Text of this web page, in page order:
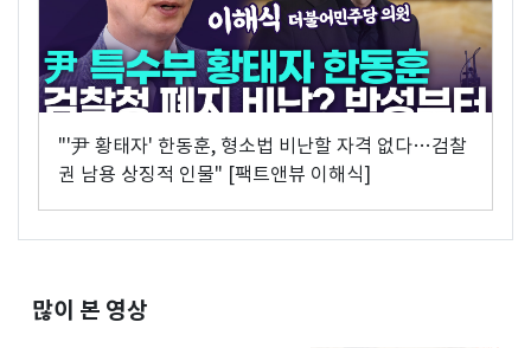
"'尹 황태자' 한동훈, 형소법 비난할 자격 없다…검찰
권 남용 상징적 인물" [팩트앤뷰 이해식]
많이 본 영상